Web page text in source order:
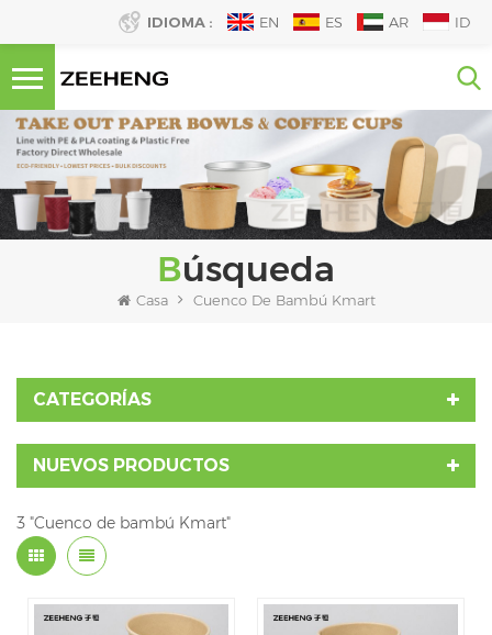
IDIOMA : EN ES AR ID
Búsqueda
Casa Cuenco De Bambú Kmart
CATEGORÍAS
NUEVOS PRODUCTOS
3 "Cuenco de bambú Kmart"